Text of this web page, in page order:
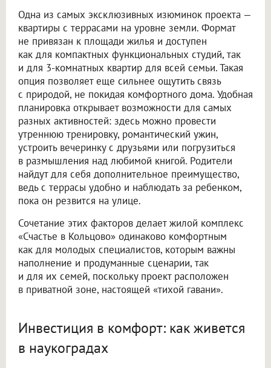
Одна из самых эксклюзивных изюминок проекта —
квартиры с террасами на уровне земли. Формат
не привязан к площади жилья и доступен
как для компактных функциональных студий, так
и для 3-комнатных квартир для всей семьи. Такая
опция позволяет еще сильнее ощутить связь
с природой, не покидая комфортного дома. Удобная
планировка открывает возможности для самых
разных активностей: здесь можно провести
утреннюю тренировку, романтический ужин,
устроить вечеринку с друзьями или погрузиться
в размышления над любимой книгой. Родители
найдут для себя дополнительное преимущество,
ведь с террасы удобно и наблюдать за ребенком,
пока он резвится на улице.
Сочетание этих факторов делает жилой комплекс
«Счастье в Кольцово» одинаково комфортным
как для молодых специалистов, которым важны
наполнение и продуманные сценарии, так
и для их семей, поскольку проект расположен
в приватной зоне, настоящей «тихой гавани».
Инвестиция в комфорт: как живется
в наукоградах